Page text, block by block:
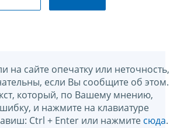
на сайте опечатку или неточность,
если Вы сообщите об этом.
который, по Вашему мнению,
и нажмите на клавиатуре
Ctrl + Enter или нажмите сюда.